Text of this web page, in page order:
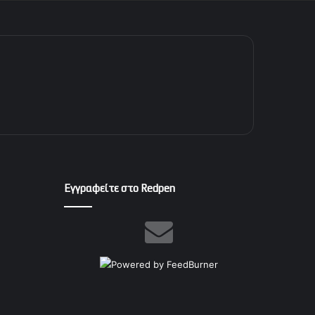
Εγγραφείτε στο Redpen